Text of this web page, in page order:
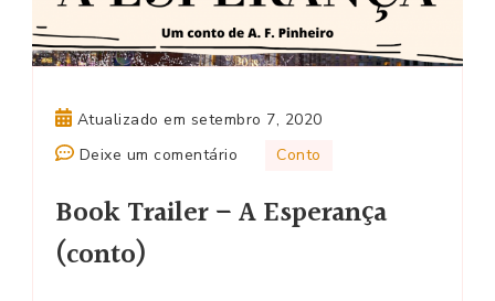
Atualizado em setembro 7, 2020
Deixe um comentário
Trailer
Conto
Book Trailer – A Esperança
(conto)